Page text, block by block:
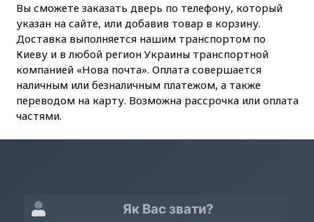
Вы сможете заказать дверь по телефону, который
указан на сайте, или добавив товар в корзину.
Доставка выполняется нашим транспортом по
Киеву и в любой регион Украины транспортной
компанией «Нова почта». Оплата совершается
наличным или безналичным платежом, а также
переводом на карту. Возможна рассрочка или оплата
частями.